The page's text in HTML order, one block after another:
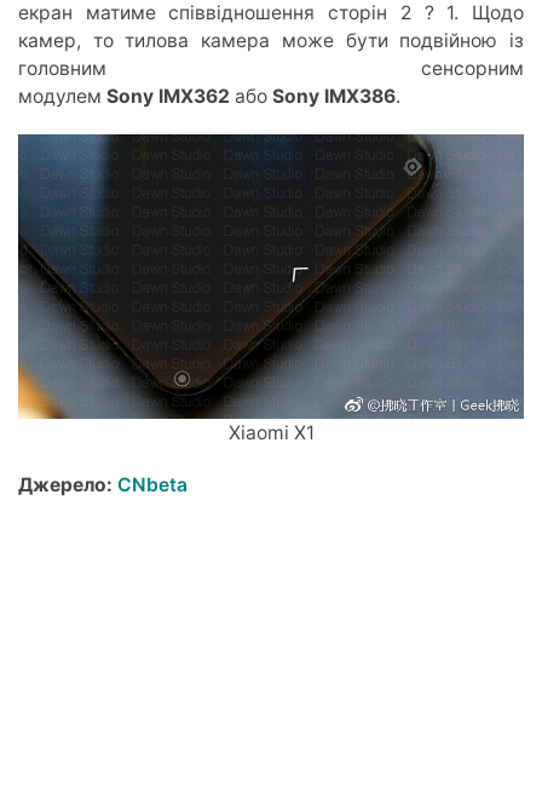
екран матиме співвідношення сторін 2 ? 1. Щодо
камер, то тилова камера може бути подвійною із
головним сенсорним
модулем Sony IMX362 або Sony IMX386.
Xiaomi X1
Джерело: CNbeta